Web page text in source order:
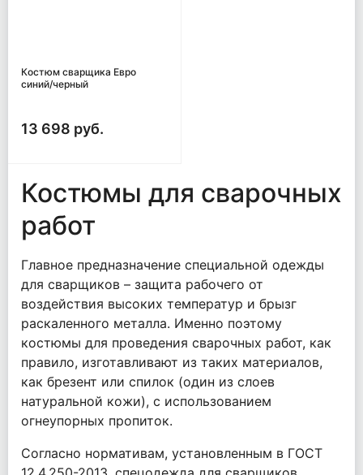
Костюм сварщика Евро
синий/черный
13 698 руб.
Костюмы для сварочных
работ
Главное предназначение специальной одежды
для сварщиков – защита рабочего от
воздействия высоких температур и брызг
раскаленного металла. Именно поэтому
костюмы для проведения сварочных работ, как
правило, изготавливают из таких материалов,
как брезент или спилок (один из слоев
натуральной кожи), с использованием
огнеупорных пропиток.
Согласно нормативам, установленным в ГОСТ